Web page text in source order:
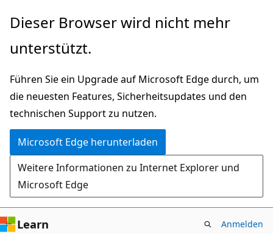
Zu
wechseln
Dieser Browser wird nicht mehr
unterstützt.
Führen Sie ein Upgrade auf Microsoft Edge durch, um
die neuesten Features, Sicherheitsupdates und den
technischen Support zu nutzen.
Microsoft Edge herunterladen
Weitere Informationen zu Internet Explorer und
Microsoft Edge
Learn Anmelden